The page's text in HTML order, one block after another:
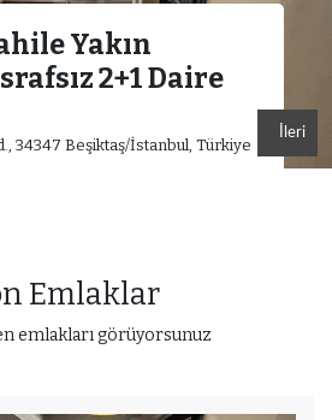
Yakın
2+1 Daire
34347 Beşiktaş/İstanbul, Türkiye
İleri
Emlaklar
emlakları görüyorsunuz